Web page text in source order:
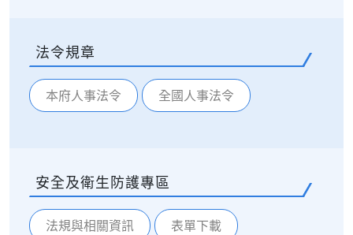
法令規章
本府人事法令 全國人事法令
安全及衛生防護專區
法規與相關資訊 表單下載